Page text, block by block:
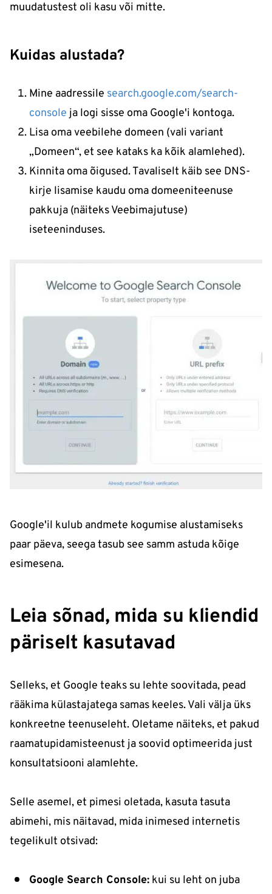
muudatustest oli kasu või mitte.
Kuidas alustada?
Mine aadressile search.google.com/search-
console ja logi sisse oma Google'i kontoga.
Lisa oma veebilehe domeen (vali variant
„Domeen“, et see kataks ka kõik alamlehed).
Kinnita oma õigused. Tavaliselt käib see DNS-
kirje lisamise kaudu oma domeeniteenuse
pakkuja (näiteks Veebimajutuse)
iseteeninduses.
Google'il kulub andmete kogumise alustamiseks
paar päeva, seega tasub see samm astuda kõige
esimesena.
Leia sõnad, mida su kliendid
päriselt kasutavad
Selleks, et Google teaks su lehte soovitada, pead
rääkima külastajatega samas keeles. Vali välja üks
konkreetne teenuseleht. Oletame näiteks, et pakud
raamatupidamisteenust ja soovid optimeerida just
konsultatsiooni alamlehte.
Selle asemel, et pimesi oletada, kasuta tasuta
abimehi, mis näitavad, mida inimesed internetis
tegelikult otsivad:
Google Search Console: kui su leht on juba